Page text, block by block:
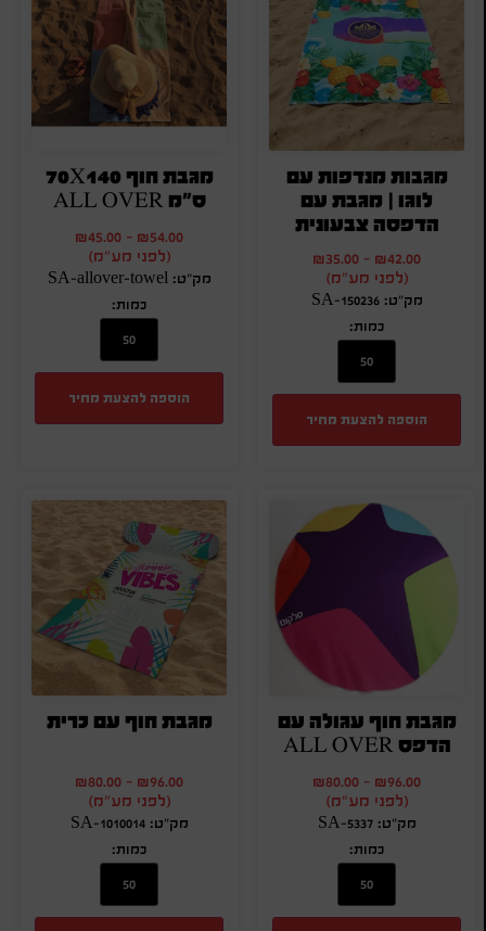
מגבות מנדפות עם
לוגו | מגבת עם
הדפסה צבעונית
₪42.00
-
₪35.00
(לפני מע"מ)
מק"ט: SA-150236
כמות:
הוספה להצעת מחיר
מגבת חוף 70X140
ס"מ ALL OVER
₪54.00
-
₪45.00
(לפני מע"מ)
מק"ט: SA-allover-towel
כמות:
הוספה להצעת מחיר
מגבת חוף עגולה עם
הדפס ALL OVER
₪96.00
-
₪80.00
(לפני מע"מ)
מק"ט: SA-5337
כמות:
מגבת חוף עם כרית
₪96.00
-
₪80.00
(לפני מע"מ)
מק"ט: SA-1010014
כמות: